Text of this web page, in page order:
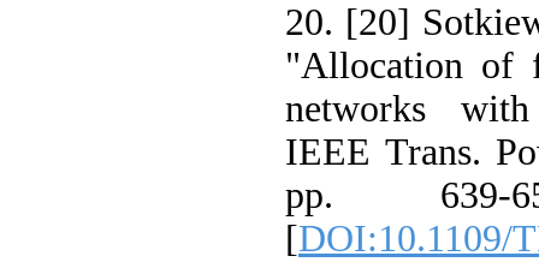
20. [20]
"Allocation of
networks
IEEE Trans.
pp. 639-
[DOI:10.1109/